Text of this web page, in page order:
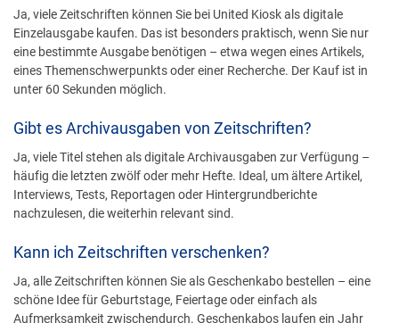
Ja, viele Zeitschriften können Sie bei United Kiosk als digitale
Einzelausgabe kaufen. Das ist besonders praktisch, wenn Sie nur
eine bestimmte Ausgabe benötigen – etwa wegen eines Artikels,
eines Themenschwerpunkts oder einer Recherche. Der Kauf ist in
unter 60 Sekunden möglich.
Gibt es Archivausgaben von Zeitschriften?
Ja, viele Titel stehen als digitale Archivausgaben zur Verfügung –
häufig die letzten zwölf oder mehr Hefte. Ideal, um ältere Artikel,
Interviews, Tests, Reportagen oder Hintergrundberichte
nachzulesen, die weiterhin relevant sind.
Kann ich Zeitschriften verschenken?
Ja, alle Zeitschriften können Sie als Geschenkabo bestellen – eine
schöne Idee für Geburtstage, Feiertage oder einfach als
Aufmerksamkeit zwischendurch. Geschenkabos laufen ein Jahr